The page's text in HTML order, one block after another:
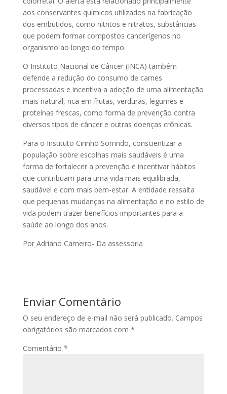
aos conservantes químicos utilizados na fabricação
dos embutidos, como nitritos e nitratos, substâncias
que podem formar compostos cancerígenos no
organismo ao longo do tempo.
O Instituto Nacional de Câncer (INCA) também
defende a redução do consumo de carnes
processadas e incentiva a adoção de uma alimentação
mais natural, rica em frutas, verduras, legumes e
proteínas frescas, como forma de prevenção contra
diversos tipos de câncer e outras doenças crônicas.
Para o Instituto Cirinho Sorrindo, conscientizar a
população sobre escolhas mais saudáveis é uma
forma de fortalecer a prevenção e incentivar hábitos
que contribuam para uma vida mais equilibrada,
saudável e com mais bem-estar. A entidade ressalta
que pequenas mudanças na alimentação e no estilo de
vida podem trazer benefícios importantes para a
saúde ao longo dos anos.
Por Adriano Carneiro- Da assessoria
Enviar Comentário
O seu endereço de e-mail não será publicado. Campos
obrigatórios são marcados com *
Comentário *